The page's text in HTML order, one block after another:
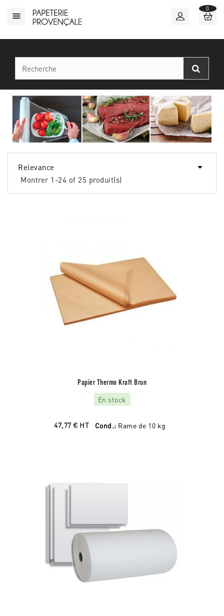

0
Relevance 
Montrer 1-24 of 25 produit(s)
Papier Thermo Kraft Brun
En stock
47,77 € HT Cond.: Rame de 10 kg